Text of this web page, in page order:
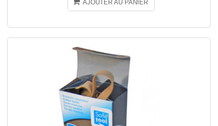
AJOUTER AU PANIER